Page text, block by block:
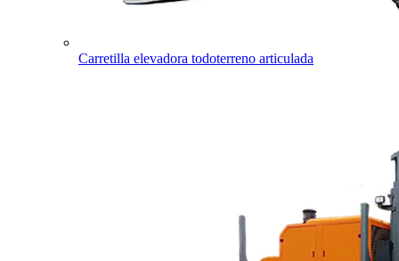
Carretilla elevadora todoterreno articulada